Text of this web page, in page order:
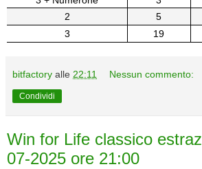
2
5
3
19
bitfactory alle 22:11 Nessun commento:
Condividi
Win for Life classico
07-2025 ore 21:00